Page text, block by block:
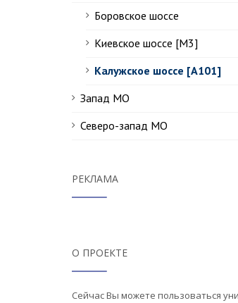
Боровское шоссе
Киевское шоссе [М3]
Калужское шоссе [А101]
Запад МО
Северо-запад МО
РЕКЛАМА
О ПРОЕКТЕ
Сейчас Вы можете пользоваться